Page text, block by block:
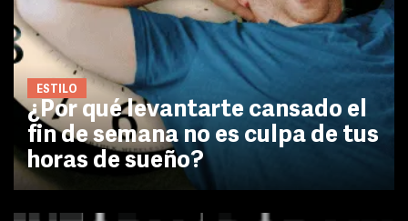
ESTILO
¿Por qué levantarte cansado el
fin de semana no es culpa de tus
horas de sueño?